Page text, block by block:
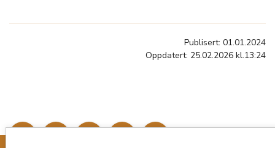
Publisert: 01.01.2024
Oppdatert: 25.02.2026 kl.13:24